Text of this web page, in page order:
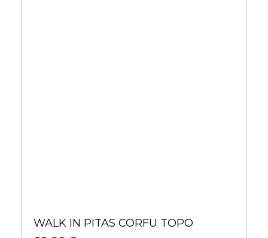
WALK IN PITAS CORFU TOPO